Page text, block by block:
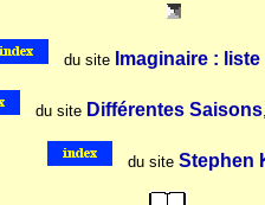
.. du site Imaginaire :
.. du site Différentes Saisons
.. du site Stephen